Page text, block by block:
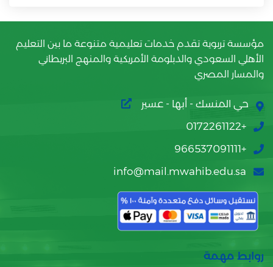
مؤسسة تربوية تقدم خدمات تعليمية متنوعة ما بين التعليم
الأهلي السعودي والدبلومة الأمريكية والمنهج البريطاني
والمسار المصري
حي المنسك - أبها - عسير
+0172261122
+966537091111
info@mail.mwahib.edu.sa
روابط مهمة